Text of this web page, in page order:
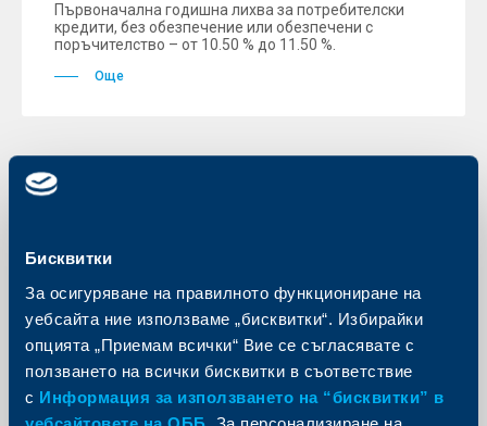
Бисквитки
За осигуряване на правилното функциониране на
уебсайта ние използваме „бисквитки“. Избирайки
опцията „Приемам всички“ Вие се съгласявате с
ползването на всички бисквитки в съответствие
с Информация за използването на “бисквитки” в
Първоначална годишна лихва за потребителски
кредити, без обезпечение или обезпечени с
поръчителство – от 10.50 % до 11.50 %.
Още
Райфайзенбанк обслужва
предприсъединителната програма
ИСПА на ЕС по договор с
Националния фонд към
Министерство на финансите
06 юли 2005